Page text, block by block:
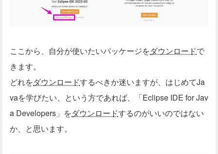
ここから、自分が使いたいパッケージをダウンロードで
きます。
どれをダウンロードするべきか迷いますが、はじめてJa
vaを学びたい、という方であれば、「Eclipse IDE for Jav
a Developers」をダウンロードするのがいいのではない
か、と思います。